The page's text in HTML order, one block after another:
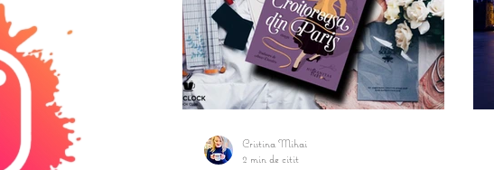
Cristina Mihai
2 min de citit